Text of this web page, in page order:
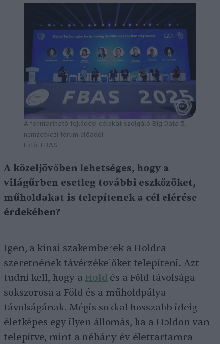
A fenntartható fejlődési célokat szolgáló Big Data 5.
nemzetközi fórum előadói
Fotó: FBAS
A közeljövőben lehetséges, hogy a
világűrben esetleg további eszközöket,
műholdakat is telepítenek a cél elérése
érdekében?
Igen, a kínai szakemberek a Holdra
szeretnének távérzékelőket telepíteni. Azt
tudni kell, hogy a Hold és a Föld távolsága
sokszorosa a Föld és a műholdpálya
távolságának. Mégis sokkal hosszabb ideig
életképes egy ilyen állomás, ha a Holdon van
telepítve, mint a néhány év élettartamra